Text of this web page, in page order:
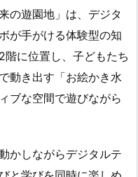
の遊園地」は、デジタ
が手がける体験型の知
に位置し、子どもたち
動き出す「お絵かき水
ブな空間で遊びながら
かしながらデジタルテ